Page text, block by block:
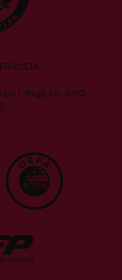
1, Rīga, LV-1010